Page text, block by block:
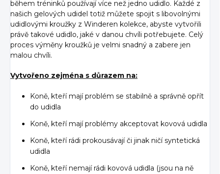
během tréninků používají více než jedno udidlo. Každé z
našich gelových udidel totiž můžete spojit s libovolnými
udidlovými kroužky z Winderen kolekce, abyste vytvořili
právě takové udidlo, jaké v danou chvíli potřebujete. Celý
proces výměny kroužků je velmi snadný a zabere jen
malou chvíli.
Vytvořeno zejména s důrazem na:
Koně, kteří mají problém se stabilně a správně opřít
do udidla
Koně, kteří mají problémy akceptovat kovová udidla
Koně, kteří rádi prokousávají či jinak ničí syntetická
udidla
Koně, kteří nemají rádi kovová udidla (jsou na ně